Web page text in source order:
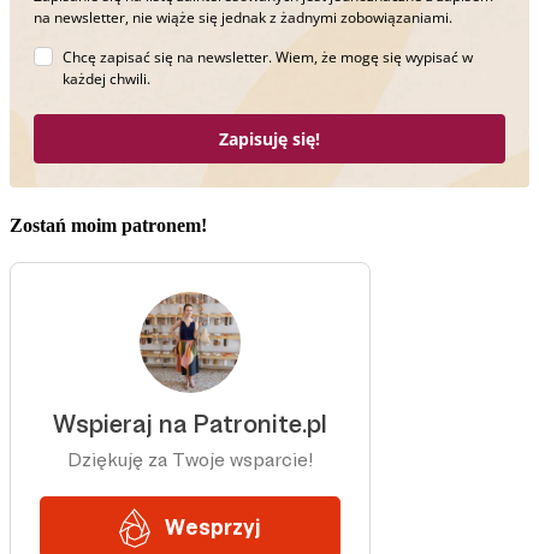
na newsletter, nie wiąże się jednak z żadnymi zobowiązaniami.
Chcę zapisać się na newsletter. Wiem, że mogę się wypisać w
każdej chwili.
Zapisuję się!
Zostań moim patronem!